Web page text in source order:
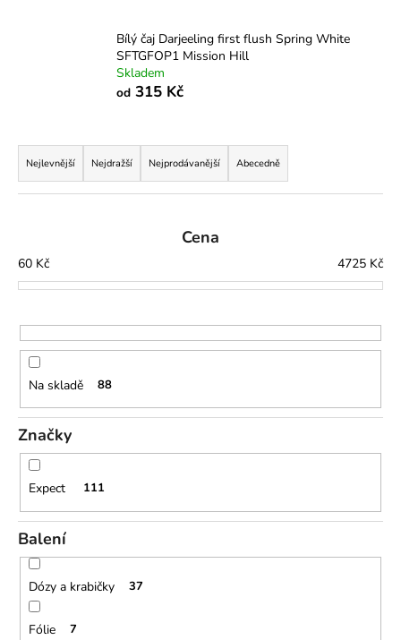
Bílý čaj Darjeeling first flush Spring White
SFTGFOP1 Mission Hill
Skladem
od 315 Kč
Ř
a
z
í
p
o
d
u
t
ů
Nejlevnější Nejdražší Nejprodávanější Abecedně
Cena
60 Kč 4725 Kč
Na skladě 88
Značky
Expect 111
Balení
Dózy a krabičky 37
Fólie 7